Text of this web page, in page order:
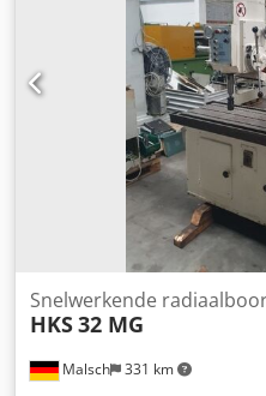
(reikwijdte): ca. 860 mm
(werkstukhoogte): max. 535
arm horizontaal/verticaal:
Malsch 331 km
Snelwerkende
HKS32 MG